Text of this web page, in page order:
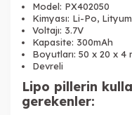
Model: PX402050
Kimyası: Li-Po,
Voltajı: 3.7V
Kapasite: 300mAh
Boyutları: 50 x 20 x 4
Devreli
Lipo pillerin
gerekenler: